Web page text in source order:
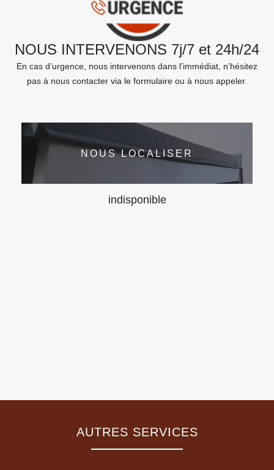
NOUS INTERVENONS 7j/7 et 24h/24
En cas d’urgence, nous intervenons dans l’immédiat, n’hésitez
pas à nous contacter via le formulaire ou à nous appeler.
NOUS LOCALISER
indisponible
AUTRES SERVICES